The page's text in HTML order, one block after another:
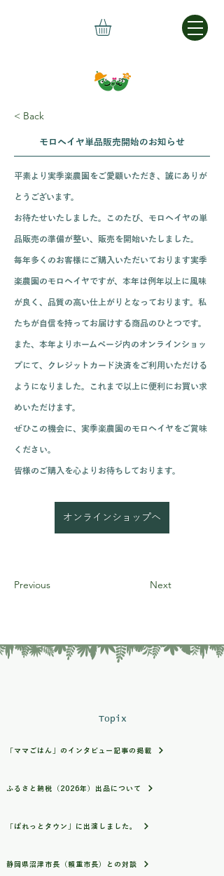
< Back
モロヘイヤ単品販売開始のお知らせ
平素より実季楽農園をご愛顧いただき、誠にありが
とうございます。
お待たせいたしました。このたび、モロヘイヤの単
品販売の準備が整い、販売を開始いたしました。
毎年多くのお客様にご購入いただいております実季
楽農園のモロヘイヤですが、本年は例年以上に風味
が良く、品質の高い仕上がりとなっております。私
たちが自信を持ってお届けする商品のひとつです。
また、本年よりホームページ内のオンラインショッ
プにて、クレジットカード決済をご利用いただける
ようになりました。これまで以上に便利にお買い求
めいただけます。
ぜひこの機会に、実季楽農園のモロヘイヤをご賞味
ください。
皆様のご購入を心よりお待ちしております。
オンラインショップへ
Previous Next
Topix
「ママごはん」のインタビュー記事の掲載
ふるさと納税（2026年）出品について
「ぱれっとタウン」に出演しました。
静岡県沼津市長（賴重市長）との対談